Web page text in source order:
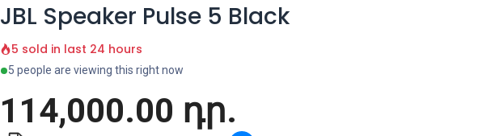
JBL Speaker Pulse 5 Black
5 sold in last 24 hours
5 people are viewing this right now
114,000.00 դր.